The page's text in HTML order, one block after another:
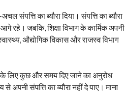
संपत्ति का ब्यौरा दिया। संपत्ति का ब्यौरा
रहे। जबकि, शिक्षा विभाग के कार्मिक अपनी
औद्योगिक विकास और राजस्व विभाग
के लिए कुछ और समय दिए जाने का अनुरोध
अपनी संपत्ति का ब्यौरा नहीं दे पाए। माना